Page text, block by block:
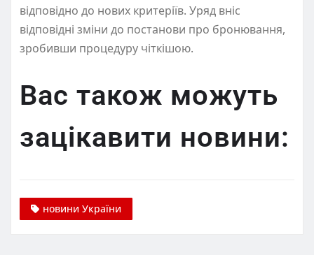
відповідно до нових критеріїв. Уряд вніс
відповідні зміни до постанови про бронювання,
зробивши процедуру чіткішою.
Вас також можуть
зацікавити новини:
новини України